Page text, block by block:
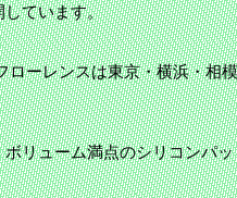
ています。
ーレンスは東京・横浜・相
リューム満点のシリコンパ